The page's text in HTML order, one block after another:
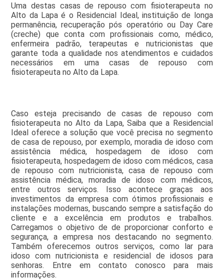
Uma destas casas de repouso com fisioterapeuta no
Alto da Lapa é o Residencial Ideal, instituição de longa
permanência, recuperação pós operatório ou Day Care
(creche) que conta com profissionais como, médico,
enfermeira padrão, terapeutas e nutricionistas que
garante toda a qualidade nos atendimentos e cuidados
necessários em uma casas de repouso com
fisioterapeuta no Alto da Lapa.
Caso esteja precisando de casas de repouso com
fisioterapeuta no Alto da Lapa, Saiba que a Residencial
Ideal oferece a solução que você precisa no segmento
de casa de repouso, por exemplo, moradia de idoso com
assistência médica, hospedagem de idoso com
fisioterapeuta, hospedagem de idoso com médicos, casa
de repouso com nutricionista, casa de repouso com
assistência médica, moradia de idoso com médicos,
entre outros serviços. Isso acontece graças aos
investimentos da empresa com ótimos profissionais e
instalações modernas, buscando sempre a satisfação do
cliente e a excelência em produtos e trabalhos.
Carregamos o objetivo de de proporcionar conforto e
segurança, a empresa nos destacando no segmento.
Também oferecemos outros serviços, como lar para
idoso com nutricionista e residencial de idosos para
senhoras. Entre em contato conosco para mais
informações.